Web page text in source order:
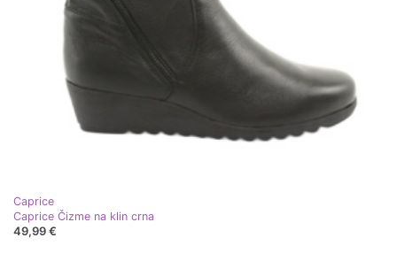
Caprice
Caprice Čizme na klin crna
49,99 €